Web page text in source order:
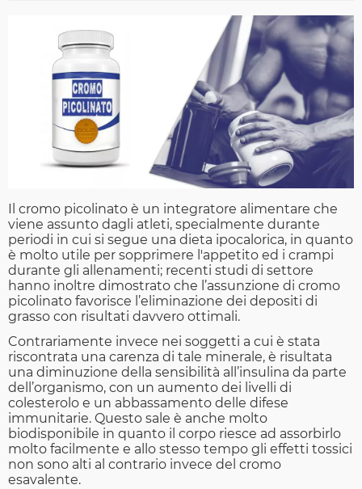
Il cromo picolinato è un integratore alimentare che
viene assunto dagli atleti, specialmente durante
periodi in cui si segue una dieta ipocalorica, in quanto
è molto utile per sopprimere l'appetito ed i crampi
durante gli allenamenti; recenti studi di settore
hanno inoltre dimostrato che l’assunzione di cromo
picolinato favorisce l’eliminazione dei depositi di
grasso con risultati davvero ottimali.
Contrariamente invece nei soggetti a cui è stata
riscontrata una carenza di tale minerale, è risultata
una diminuzione della sensibilità all’insulina da parte
dell’organismo, con un aumento dei livelli di
colesterolo e un abbassamento delle difese
immunitarie. Questo sale è anche molto
biodisponibile in quanto il corpo riesce ad assorbirlo
molto facilmente e allo stesso tempo gli effetti tossici
non sono alti al contrario invece del cromo
esavalente.